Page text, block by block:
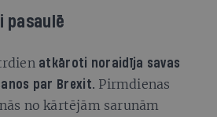
pasaulē
atkāroti noraidīja savas
par Brexit. Pirmdienas
no kārtējām sarunām